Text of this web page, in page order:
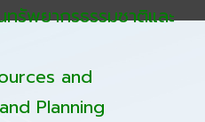
รัพยากรธรรมชาติและ
and
Planning